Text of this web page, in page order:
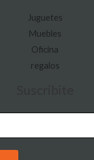
Juguetes
Muebles
Oficina
regalos